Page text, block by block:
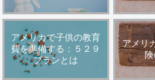
アメリカで子供の教育
費を準備する：５２９
プランとは
アメリ